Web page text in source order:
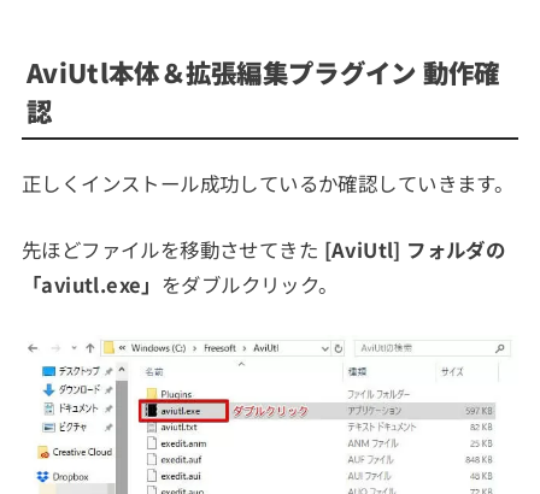
AviUtl本体＆拡張編集プラグイン 動作確
認
正しくインストール成功しているか確認していきます。
先ほどファイルを移動させてきた [AviUtl] フォルダの
「aviutl.exe」 をダブルクリック。